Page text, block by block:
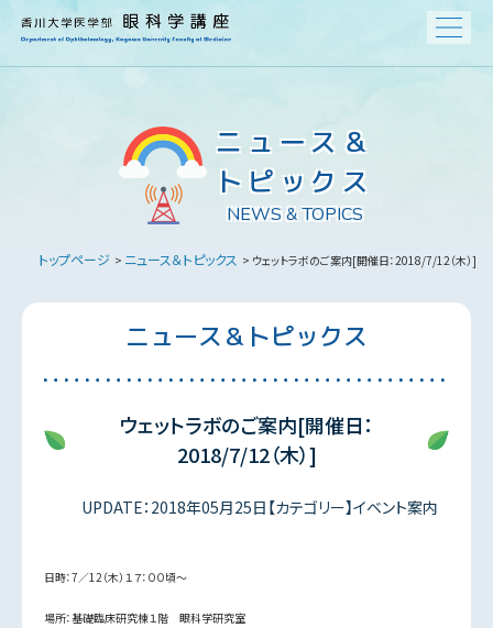
ニュース＆
トピックス
NEWS & TOPICS
トップページ > ニュース＆トピックス > ウェットラボのご案内[開催日：2018/7/12（木）]
ニュース＆トピックス
ウェットラボのご案内[開催日：
2018/7/12（木）]
UPDATE：2018年05月25日【カテゴリー】イベント案内
日時：7／12（木）１７：００頃～
場所：基礎臨床研究棟１階 眼科学研究室